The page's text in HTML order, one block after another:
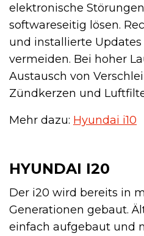
elektronische
softwareseitig lösen.
und installierte
vermeiden. Bei hoher
Austausch von
Zündkerzen und
Mehr dazu: Hyundai i10
HYUNDAI I20
Der i20 wird bereits in
Generationen gebaut.
einfach aufgebaut und